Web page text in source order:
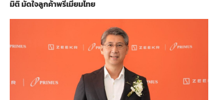
มิติ มัดใจลูกค้าพรีเมียมไทย